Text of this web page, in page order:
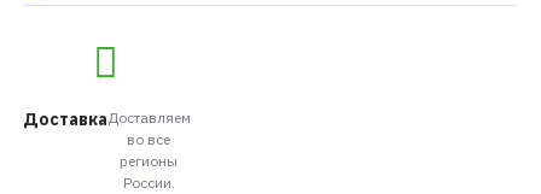
ДоставкаДоставляем
во все
регионы
России.